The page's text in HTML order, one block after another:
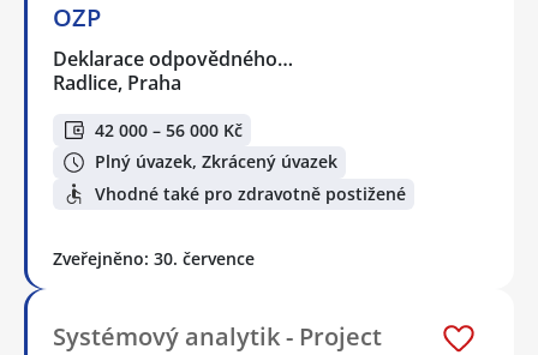
OZP
Deklarace odpovědného…
Radlice, Praha
42 000 – 56 000 Kč
Plný úvazek, Zkrácený úvazek
Vhodné také pro zdravotně postižené
Zveřejněno: 30. července
Systémový analytik - Project